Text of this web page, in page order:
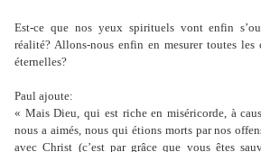
Est-ce que nos yeux spirituels vont enfin
réalité? Allons-nous enfin en mesurer toutes les
éternelles?
Paul ajoute:
« Mais Dieu, qui est riche en miséricorde, à
nous a aimés, nous qui étions morts par nos
avec Christ (c’est par grâce que vous êtes